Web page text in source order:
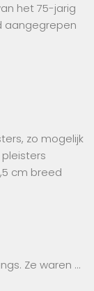
het 75-jarig
aangegrepen
zo mogelijk
cm breed
Ze waren …